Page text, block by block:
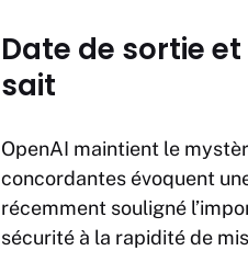
Date de sortie
sait
OpenAI maintient le
concordantes évoquent
récemment souligné
sécurité à la rapidité de